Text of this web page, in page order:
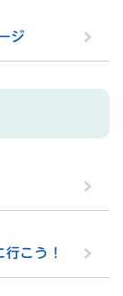
ジ
こう！